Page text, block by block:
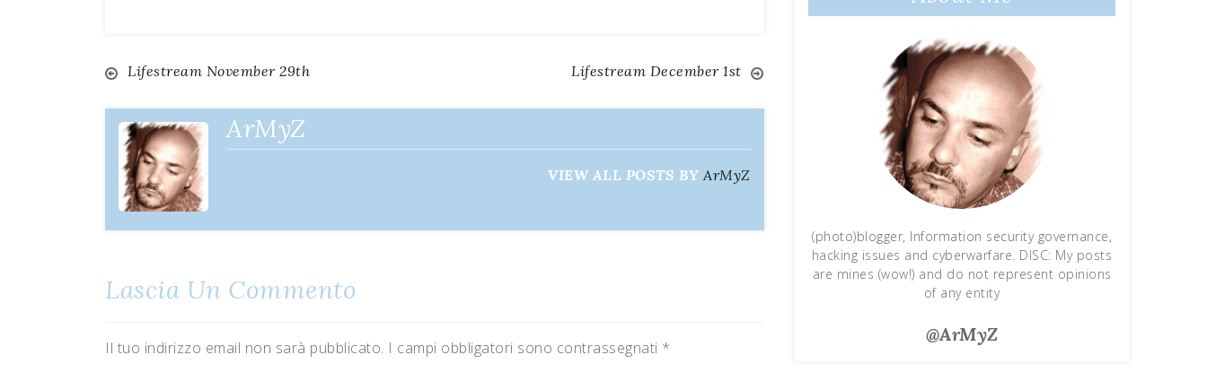
Navigazione
articoli
Lifestream November 29th Lifestream December 1st
ArMyZ
VIEW ALL POSTS BYArMyZ
Lascia Un Commento
Il tuo indirizzo email non sarà pubblicato. I campi obbligatori sono contrassegnati *
(photo)blogger, Information security governance,
hacking issues and cyberwarfare. DISC: My posts
are mines (wow!) and do not represent opinions
of any entity
@ArMyZ